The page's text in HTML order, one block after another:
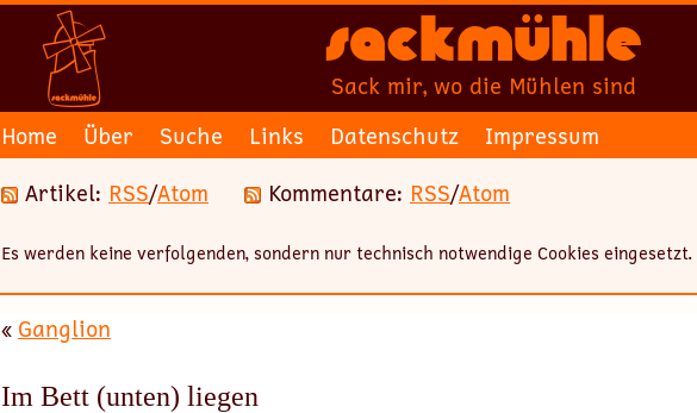
Sackmühle
Sack mir, wo die Mühlen sind
Home
Über Suche Links Datenschutz
Impressum
Artikel: RSS/Atom Kommentare: RSS/Atom
Es werden keine verfolgenden, sondern nur technisch notwendige Cookies eingesetzt.
« Ganglion
Im Bett (unten) liegen